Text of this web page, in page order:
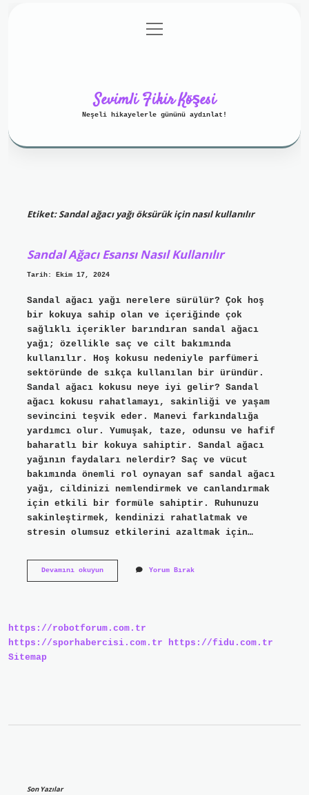
Gizlilik Politikası
menüyü
aç
Sevimli Fikir Köşesi
Neşeli hikayelerle gününü aydınlat!
Etiket:Sandal ağacı yağı öksürük için nasıl kullanılır
Sandal Ağacı Esansı Nasıl Kullanılır
Tarih: Ekim 17, 2024
Sandal ağacı yağı nerelere sürülür? Çok hoş
bir kokuya sahip olan ve içeriğinde çok
sağlıklı içerikler barındıran sandal ağacı
yağı; özellikle saç ve cilt bakımında
kullanılır. Hoş kokusu nedeniyle parfümeri
sektöründe de sıkça kullanılan bir üründür.
Sandal ağacı kokusu neye iyi gelir? Sandal
ağacı kokusu rahatlamayı, sakinliği ve yaşam
sevincini teşvik eder. Manevi farkındalığa
yardımcı olur. Yumuşak, taze, odunsu ve hafif
baharatlı bir kokuya sahiptir. Sandal ağacı
yağının faydaları nelerdir? Saç ve vücut
bakımında önemli rol oynayan saf sandal ağacı
yağı, cildinizi nemlendirmek ve canlandırmak
için etkili bir formüle sahiptir. Ruhunuzu
sakinleştirmek, kendinizi rahatlatmak ve
stresin olumsuz etkilerini azaltmak için…
Devamını okuyunSandal
Yorum Bırak
https://robotforum.com.tr
https://sporhabercisi.com.tr
https://fidu.com.tr
Sitemap
Son Yazılar